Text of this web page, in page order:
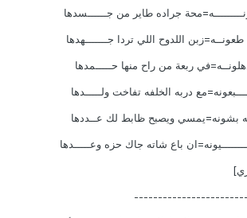
جراده طاير من جــــــسدها
اللدوح اللي تردا جـــــــهدها
ربعة من راح منها حـــــمدها
دربه الخلفه تفاخت ولـــــدها
بشونه=يمسي ويصبح ظابط لك عــددها
باع شاته جاك حزه وعـــــدها